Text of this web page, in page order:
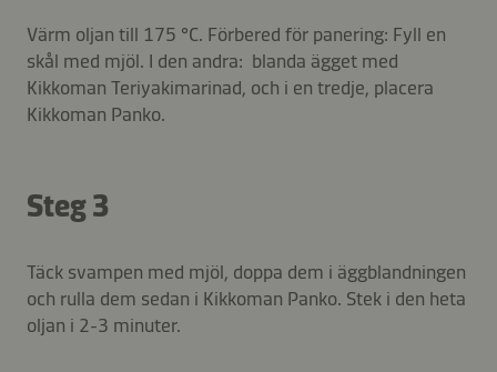
Värm oljan till 175 °C. Förbered för panering: Fyll en
skål med mjöl. I den andra: blanda ägget med
Kikkoman Teriyakimarinad, och i en tredje, placera
Kikkoman Panko.
Steg 3
Täck svampen med mjöl, doppa dem i äggblandningen
och rulla dem sedan i Kikkoman Panko. Stek i den heta
oljan i 2-3 minuter.